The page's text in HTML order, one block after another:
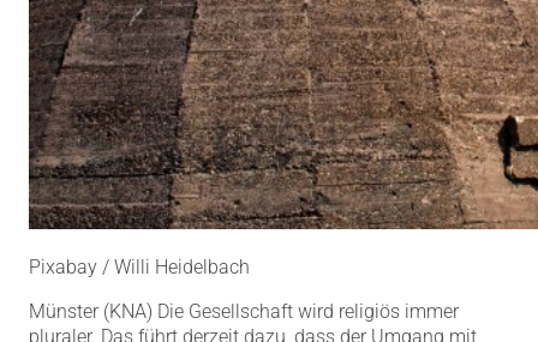
Pixabay / Willi Heidelbach
Münster (KNA) Die Gesellschaft wird religiös immer
pluraler. Das führt derzeit dazu, dass der Umgang mit